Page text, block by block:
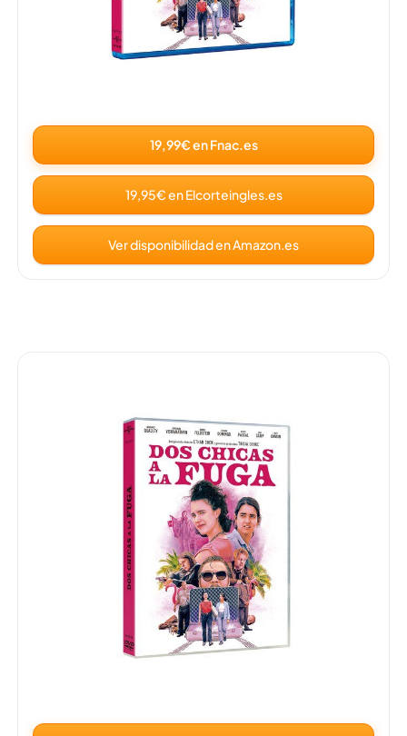
19,99€ en Fnac.es
19,95€ en Elcorteingles.es
Ver disponibilidad en Amazon.es